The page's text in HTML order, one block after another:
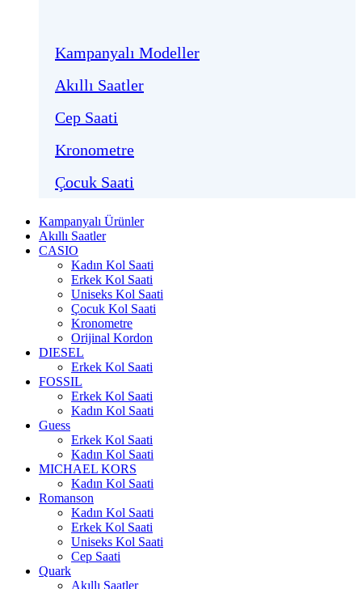
Kampanyalı Modeller
Akıllı Saatler
Cep Saati
Kronometre
Çocuk Saati
Kampanyalı Ürünler
Akıllı Saatler
CASIO
Kadın Kol Saati
Erkek Kol Saati
Uniseks Kol Saati
Çocuk Kol Saati
Kronometre
Orijinal Kordon
DIESEL
Erkek Kol Saati
FOSSIL
Erkek Kol Saati
Kadın Kol Saati
Guess
Erkek Kol Saati
Kadın Kol Saati
MICHAEL KORS
Kadın Kol Saati
Romanson
Kadın Kol Saati
Erkek Kol Saati
Uniseks Kol Saati
Cep Saati
Quark
Akıllı Saatler